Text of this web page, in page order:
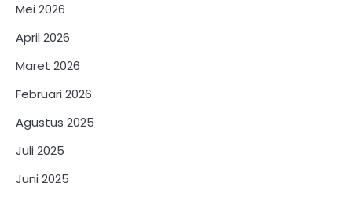
Mei 2026
April 2026
Maret 2026
Februari 2026
Agustus 2025
Juli 2025
Juni 2025